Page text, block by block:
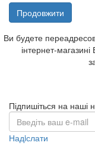
Продовжити
Ви будете
інтернет-
Підпишіться на наші
Надiслати